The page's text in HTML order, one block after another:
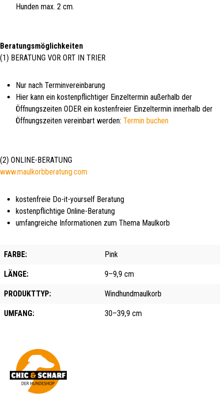
Hunden max. 2 cm.
Beratungsmöglichkeiten
(1) BERATUNG VOR ORT IN TRIER
Nur nach Terminvereinbarung
Hier kann ein kostenpflichtiger Einzeltermin außerhalb der
Öffnungszeiten ODER ein kostenfreier Einzeltermin innerhalb der
Öffnungszeiten vereinbart werden: Termin buchen
(2) ONLINE-BERATUNG
www.maulkorbberatung.com
kostenfreie Do-it-yourself Beratung
kostenpflichtige Online-Beratung
umfangreiche Informationen zum Thema Maulkorb
FARBE: Pink
LÄNGE: 9–9,9 cm
PRODUKTTYP: Windhundmaulkorb
UMFANG: 30–39,9 cm